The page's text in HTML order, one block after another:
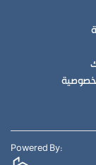
Powered By: